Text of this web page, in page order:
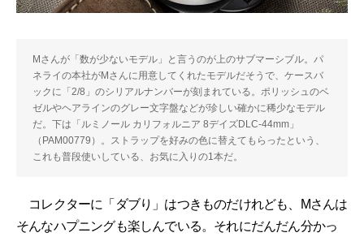
Mさんが「数が少ないモデル」と言うのが上のサブマーシブル。パ
ネライの本社がMさんに用意してくれたモデルだそうで、ケースバ
ックに「2/8」のシリアルナンバーが刻まれている。ポリッシュのベ
ゼルやヘアラインのグレー文字盤などが珍しい確かに稀少なモデル
だ。下は「ルミノール カリフォルニア 8デイズDLC-44mm」
（PAM00779）。ストラップを好みの色に替えてもらったという、
これも普段使いしている、お気に入りの1本だ。
コレクターに「ダブり」はつきものだけれども、Mさんは
そんなハプニングも楽しんでいる。それにだんだん分かっ